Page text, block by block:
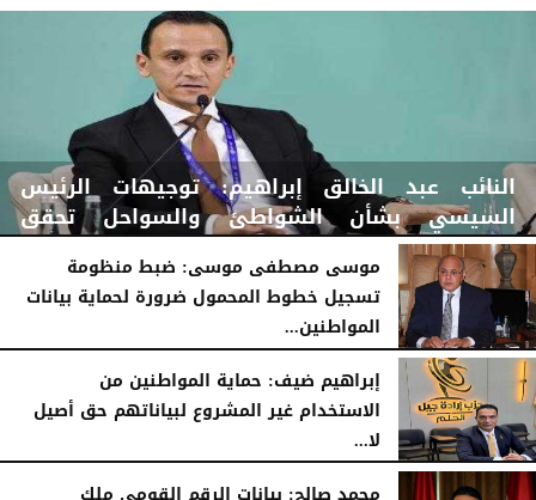
النائب عبد الخالق إبراهيم: توجيهات الرئيس
السيسي بشأن الشواطئ والسواحل تحقق
«الدمج...
اليومالإثنين، 10 أغسطس 2026 09:36 مـ
موسى مصطفى موسى: ضبط منظومة
تسجيل خطوط المحمول ضرورة لحماية بيانات
المواطنين...
اليومالإثنين، 10 أغسطس 2026
إبراهيم ضيف: حماية المواطنين من
الاستخدام غير المشروع لبياناتهم حق أصيل
لا...
اليومالإثنين، 10 أغسطس 2026